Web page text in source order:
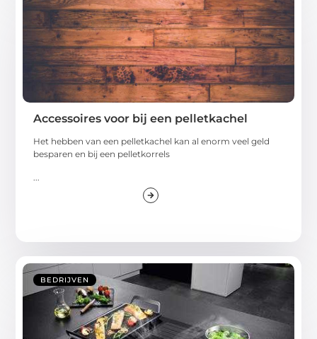
Accessoires voor bij een pelletkachel
Het hebben van een pelletkachel kan al enorm veel geld
besparen en bij een pelletkorrels
BEDRIJVEN